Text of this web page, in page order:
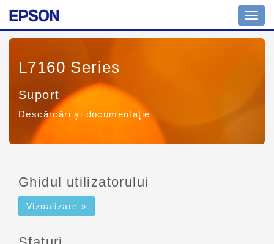
L7160 Series
Suport
Descărcări şi documentaţie
Ghidul utilizatorului
Vizualizare »